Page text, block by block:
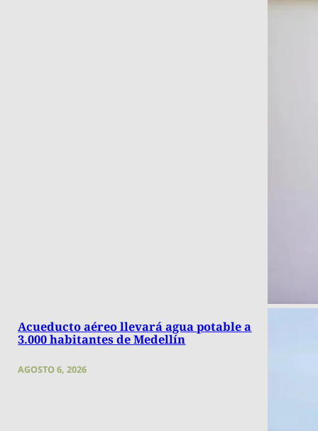
Acueducto aéreo llevará agua potable a
3.000 habitantes de Medellín
AGOSTO 6, 2026